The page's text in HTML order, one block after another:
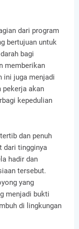
dari program
bertujuan untuk
bagi
memberikan
ini juga menjadi
pekerja akan
kepedulian
dan penuh
dari tingginya
hadir dan
tersebut.
yang
menjadi bukti
di lingkungan